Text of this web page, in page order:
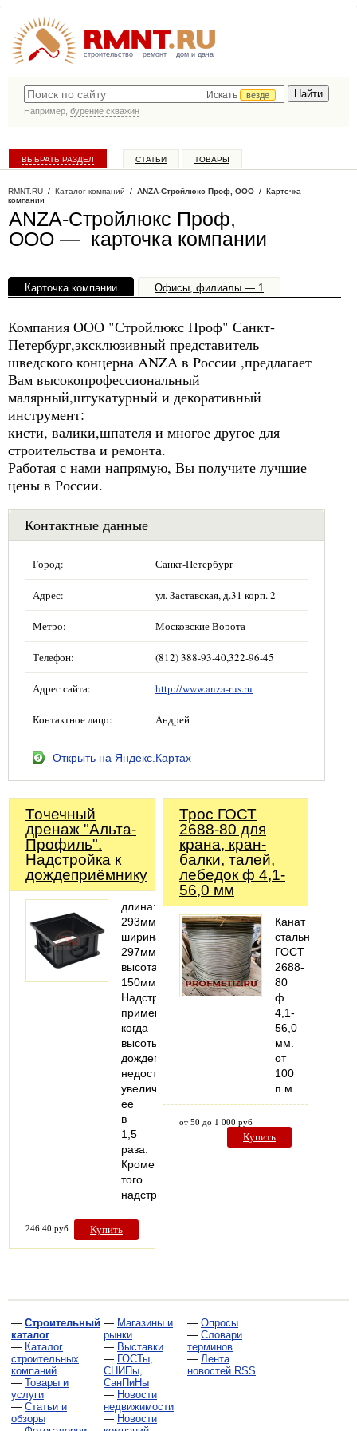
строительство ремонт дом и дача
Искать
везде
Например, бурение скважин
ВЫБРАТЬ РАЗДЕЛ СТАТЬИ ТОВАРЫ
RMNT.RU / Каталог компаний / ANZA-Стройлюкс Проф, ООО / Карточка
компании
ANZA-Стройлюкс Проф,
ООО — карточка компании
Карточка компании Офисы, филиалы — 1
Компания ООО "Стройлюкс Проф" Санкт-
Петербург,эксклюзивный представитель
шведского концерна ANZA в России ,предлагает
Вам высокопрофессиональный
малярный,штукатурный и декоративный
инструмент:
кисти, валики,шпателя и многое другое для
строительства и ремонта.
Работая с нами напрямую, Вы получите лучшие
цены в России.
Контактные данные
Город: Санкт-Петербург
Адрес: ул. Заставская, д.31 корп. 2
Метро: Московские Ворота
Телефон: (812) 388-93-40,322-96-45
Адрес сайта: http://www.anza-rus.ru
Контактное лицо: Андрей
Открыть на Яндекс.Картах
Точечный
дренаж "Альта-
Профиль".
Надстройка к
дождеприёмнику
длина:
293мм;
ширина:
297мм;
высота:
150мм
Надстройка
применяется,
когда
высоты
дождеприемника
недостаточно,
увеличивая
ее
в
1,5
раза.
Кроме
того
надстройка…
246.40 руб Купить
Трос ГОСТ
2688-80 для
крана, кран-
балки, талей,
лебедок ф 4,1-
56,0 мм
Канат
стальной
ГОСТ
2688-
80
ф
4,1-
56,0
мм.
от
100
п.м.
от 50 до 1 000 руб
Купить
— Строительный
каталог
— Каталог
строительных
компаний
— Товары и
услуги
— Статьи и
обзоры
— Магазины и
рынки
— Выставки
— ГОСТы,
СНИПы,
СанПиНы
— Новости
недвижимости
— Новости
— Опросы
— Словари
терминов
— Лента
новостей RSS